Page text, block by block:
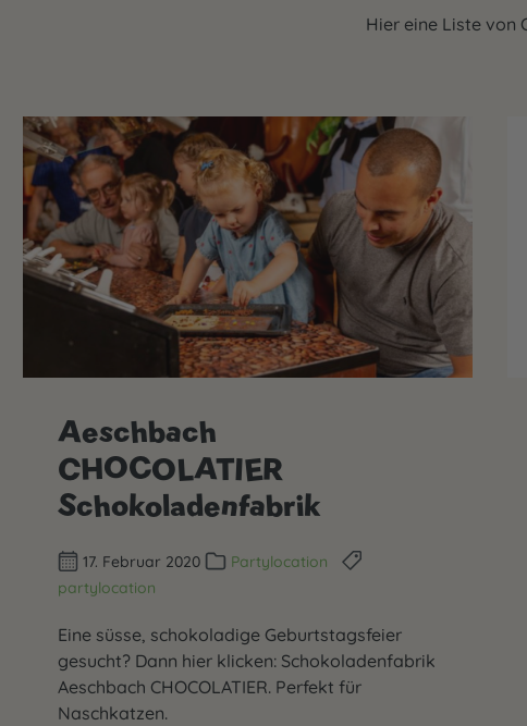
Hier eine Liste von
Aeschbach
CHOCOLATIER
Schokoladenfabrik
17. Februar 2020
Partylocation
partylocation
Eine süsse, schokoladige Geburtstagsfeier
gesucht? Dann hier klicken: Schokoladenfabrik
Aeschbach CHOCOLATIER. Perfekt für
Naschkatzen.